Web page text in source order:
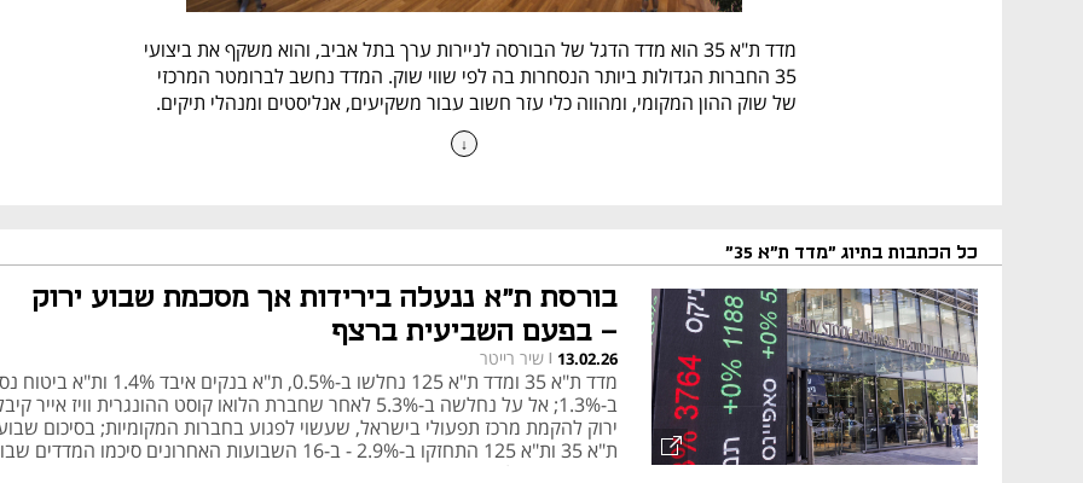
של שוק ההון המקומי, ומהווה כלי עזר חשוב עבור משקיעים, אנליסטים ומנהלי תיקים.
מנוכה חזקות ציבור, כלומר רק מניות סחירות נלקחות בחשבון.
הרכב המדד מתעדכן פעמיים בשנה – בחודשים מרץ וספטמבר – בהתבסס על
חברה גדולה אחת תשפיע באופן לא מידתי על כיוון המדד, ובכך להקטין את התנודתיות
ולהפוך את המדד ליציב ומשקף יותר.
פרופיל ענפי של המדד
↓
כל הכתבות בתיוג "מדד ת"א 35"
בורסת ת"א ננעלה בירידות אך מסכמת שבוע ירוק
- בפעם השביעית ברצף
13.02.26
| שיר רייטר
מדד ת"א 35 ומדד ת"א 125 נחלשו ב-0.5%, ת"א בנקים איבד 1.4%
ב-1.3%; אל על נחלשה ב-5.3% לאחר שחברת הלואו קוסט ההונגרית וויז אייר
ירוק להקמת מרכז תפעולי בישראל, שעשוי לפגוע בחברות המקומיות; בסיכום
ת"א 35 ות"א 125 התחזקו ב-2.9% - ב-16 השבועות האחרונים סיכמו המדדים